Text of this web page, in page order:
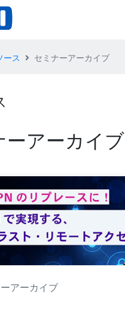
ース セミナーアーカイブ
ーアーカイブ
アーカイブ